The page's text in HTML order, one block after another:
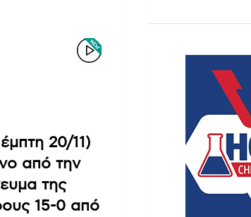
20/11)
από την
της
15-0 από